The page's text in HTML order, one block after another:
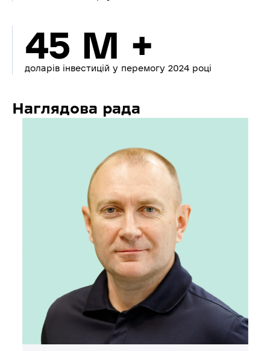
45 M +
доларів інвестицій у перемогу 2024 році
Наглядова рада